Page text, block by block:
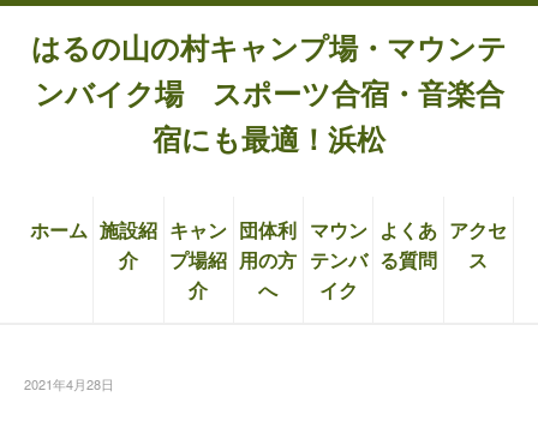
はるの山の村キャンプ場・マウンテ
ンバイク場 スポーツ合宿・音楽合
宿にも最適！浜松
ホーム 施設紹
介
キャン
プ場紹
介
団体利
用の方
へ
マウン
テンバ
イク
よくあ
る質問
アクセ
ス
2021年4月28日